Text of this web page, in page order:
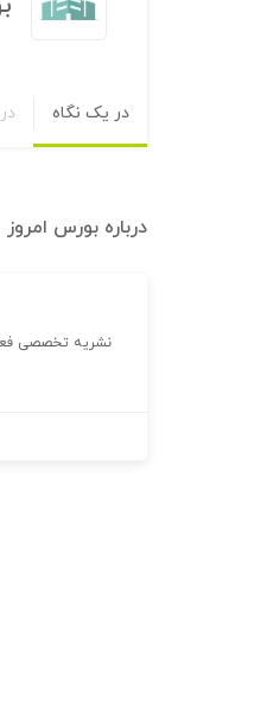
در یک نگاه
درباره بورس امروز
نشریه تخصصی